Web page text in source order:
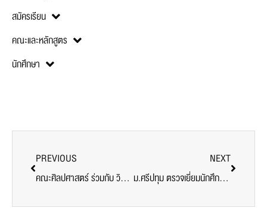
สมัครเรียน
คณะและหลักสูตร
นักศึกษา
PREVIOUS
คณะศิลปศาสตร์ ร่วมกับ วิทยาลัยนานาชาติ ม.ศรีปทุม จัดงานเฉลิมฉลองเทศกาลตรุษจีน และ Mini Open House ส่งเสริมเยาวชนเรียนรู้พัฒนาทักษะภาษาและวัฒนธรรมจีน
NEXT
ม.ศรีปทุม ตรวจเยี่ยมนักศึกษาวิชาทหาร SPU ฝึกภาคสนาม หลักสูตรพาราเซล “เขาชนไก่”